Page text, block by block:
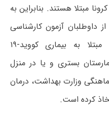
مبتلا هستند. بنابراین به
داوطلبان آزمون کارشناسی
ارشد ناپیوسته سال ۱۳۹۹ که مبتلا به بیماری کووید-۱۹
بستری و یا در منزل
وزارت بهداشت، درمان
کرده است.